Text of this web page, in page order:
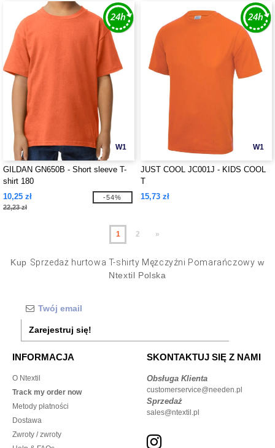
W1
GILDAN GN650B - Short sleeve T-
shirt 180
10,25 zł
22,23 zł
-54%
W1
JUST COOL JC001J - KIDS COOL
T
15,73 zł
1 2 »
Kup Sprzedaż hurtowa T-shirty Mężczyźni Pomarańczowy w
Ntextil Polska
Zarejestruj się!
INFORMACJA
O Ntextil
Track my order now
Metody płatności
Dostawa
Zwroty / zwroty
SKONTAKTUJ SIĘ Z NAMI
Obsługa Klienta
customerservice@needen.pl
Sprzedaż
sales@ntextil.pl